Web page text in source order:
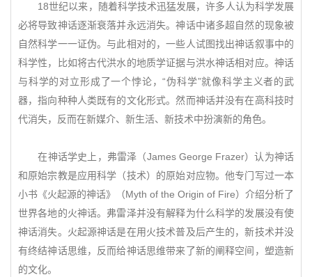
18世纪以来，随着科学技术迅猛发展，许多人认为科学发展
必将导致神话逐渐衰落并永远消失。神话中诸多超自然的现象被
自然科学一一证伪。与此相对的，一些人试图找出神话叙事中的
科学性，比如将古代洪水的地质学证据与洪水神话相对应。神话
与科学的对立形成了一个悖论，“伪科学”就像科学主义者的武
器，指向种种人类既有的文化形式。然而神话并没有在高科技时
代消失，反而在新媒介、新生活、新技术中扮演新的角色。
在神话学史上，弗雷泽（James George Frazer）认为神话
和原始宗教是应用科学（技术）的原始对应物。他专门写过一本
小书《火起源的神话》（Myth of the Origin of Fire）介绍分析了
世界各地的火神话。弗雷泽并没有解释为什么科学的发展没有使
神话消失。火起源神话是在用火技术普及后产生的，新技术并没
有终结神话思维，反而给神话思维带来了新的阐释空间，塑造新
的文化。